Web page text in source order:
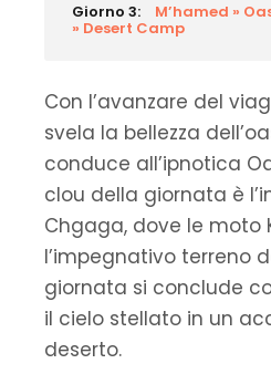
Giorno 3: M’hamed »
» Desert Camp
Con l’avanzare del
svela la bellezza
conduce all’ipnotica
clou della giornata è
Chgaga, dove le moto
l’impegnativo terreno
giornata si conclude
il cielo stellato in un
deserto.